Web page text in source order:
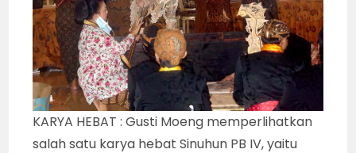
KARYA HEBAT : Gusti Moeng memperlihatkan
salah satu karya hebat Sinuhun PB IV, yaitu